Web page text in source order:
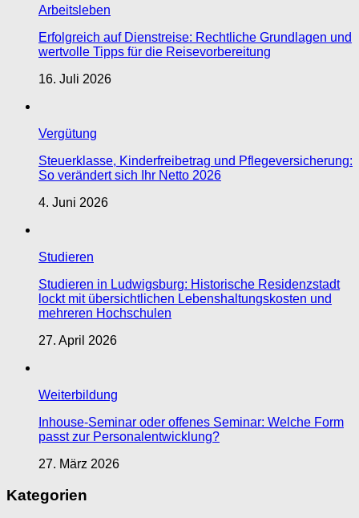
Arbeitsleben
Erfolgreich auf Dienstreise: Rechtliche Grundlagen und
wertvolle Tipps für die Reisevorbereitung
16. Juli 2026
Vergütung
Steuerklasse, Kinderfreibetrag und Pflegeversicherung:
So verändert sich Ihr Netto 2026
4. Juni 2026
Studieren
Studieren in Ludwigsburg: Historische Residenzstadt
lockt mit übersichtlichen Lebenshaltungskosten und
mehreren Hochschulen
27. April 2026
Weiterbildung
Inhouse-Seminar oder offenes Seminar: Welche Form
passt zur Personalentwicklung?
27. März 2026
Kategorien